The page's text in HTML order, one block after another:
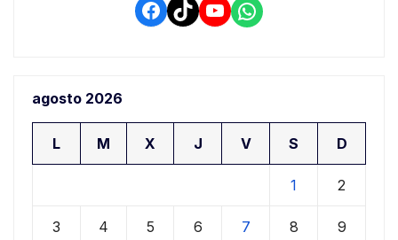
Facebook
TikTokYouTube
WhatsApp
agosto 2026
L M X J V S D
1 2
3 4 5 6 7 8 9